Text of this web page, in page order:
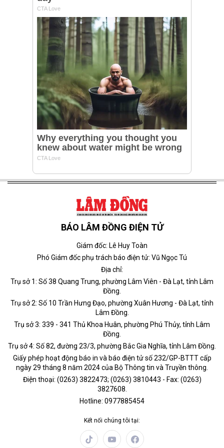
BÁO LÂM ĐỒNG ĐIỆN TỬ
Giám đốc: Lê Huy Toàn
Phó Giám đốc phụ trách báo điện tử: Vũ Ngọc Tú
Địa chỉ:
Trụ sở 1: Số 38 Quang Trung, phường Lâm Viên - Đà Lạt, tỉnh Lâm
Đồng.
Trụ sở 2: Số 10 Trần Hưng Đạo, phường Xuân Hương - Đà Lạt, tỉnh
Lâm Đồng.
Trụ sở 3: 339 - 341 Thủ Khoa Huân, phường Phú Thủy, tỉnh Lâm
Đồng.
Trụ sở 4: Số 82, đường 23/3, phường Bắc Gia Nghĩa, tỉnh Lâm Đồng.
Giấy phép hoạt động báo in và báo điện tử số 232/GP-BTTT cấp
ngày 29 tháng 8 năm 2024 của Bộ Thông tin và Truyền thông.
Điện thoại: (0263) 3822473; (0263) 3810443 - Fax: (0263)
3827608.
Hotline: 0977885454
Kết nối chúng tôi tại: